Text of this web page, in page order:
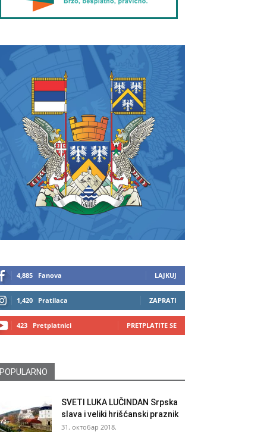
4,885 Fanova LAJKUJ
1,420 Pratilaca ZAPRATI
423 Pretplatnici PRETPLATITE SE
POPULARNO
SVETI LUKA LUČINDAN Srpska
slava i veliki hrišćanski praznik
31. октобар 2018.